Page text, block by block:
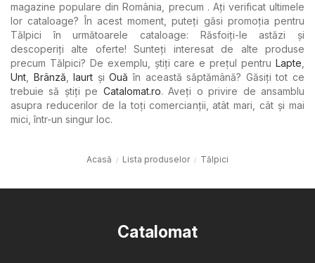
magazine populare din România, precum . Ați verificat ultimele
lor cataloage? În acest moment, puteți găsi promoția pentru
Tălpici în următoarele cataloage: Răsfoiți-le astăzi și
descoperiți alte oferte! Sunteți interesat de alte produse
precum Tălpici? De exemplu, știți care e prețul pentru Lapte
Unt
Brânză ,Iaurt şiOuă în această săptămână? Găsiți tot ce
trebuie să știți pe Catalomat.ro. Aveți o privire de ansamblu
asupra reducerilor de la toți comercianții, atât mari, cât și mai
mici, într-un singur loc.
Acasă Lista produselor Tălpici
Catalomat